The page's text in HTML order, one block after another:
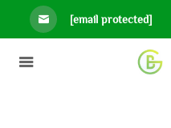
[email protected]